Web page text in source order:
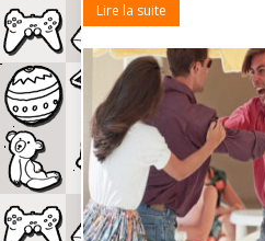
Lire la suite